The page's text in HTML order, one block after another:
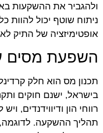
ולהגביר את ההשקעות
ניתוח שוטף יכול להוות
אופטימיזציה של התיק
השפעת מסים
בישראל, ישנם חוקים
רווחי הון ודיווידנדים,
תהליך ההשקעה. לדוגמה,